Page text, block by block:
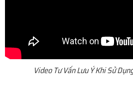
Video Tư Vấn Lưu Ý Khi Sử